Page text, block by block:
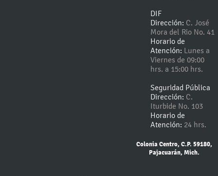
DIF
Dirección: C. José
Mora del Rio No. 41
Horario de
Atención: Lunes a
Viernes de 09:00
hrs. a 15:00 hrs.
Seguridad Pública
Dirección: C.
Iturbide No. 103
Horario de
Atención: 24 hrs.
Colonia Centro, C.P. 59180,
Pajacuarán, Mich.